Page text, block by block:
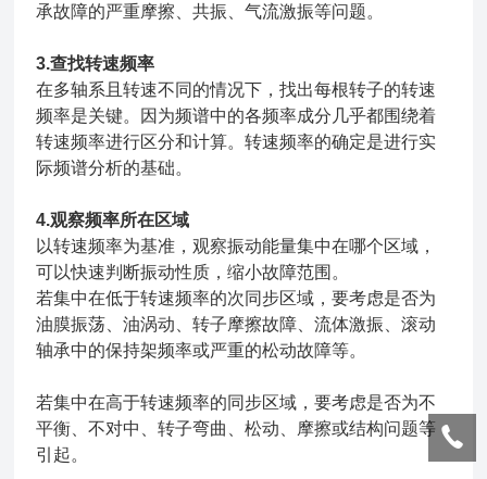
承故障的严重摩擦、共振、气流激振等问题。
3.查找转速频率
在多轴系且转速不同的情况下，找出每根转子的转速
频率是关键。因为频谱中的各频率成分几乎都围绕着
转速频率进行区分和计算。转速频率的确定是进行实
际频谱分析的基础。
4.观察频率所在区域
以转速频率为基准，观察振动能量集中在哪个区域，
可以快速判断振动性质，缩小故障范围。
若集中在低于转速频率的次同步区域，要考虑是否为
油膜振荡、油涡动、转子摩擦故障、流体激振、滚动
轴承中的保持架频率或严重的松动故障等。
若集中在高于转速频率的同步区域，要考虑是否为不
平衡、不对中、转子弯曲、松动、摩擦或结构问题等
引起。